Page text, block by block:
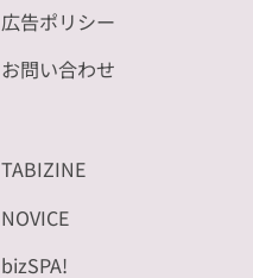
広告ポリシー
お問い合わせ
TABIZINE
NOVICE
bizSPA!